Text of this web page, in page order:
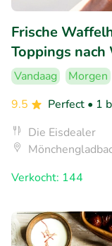
Frische
Toppings
Vandaag Morgen
9.5
Perfect • 1
Die Eisdealer
Verkocht: 144